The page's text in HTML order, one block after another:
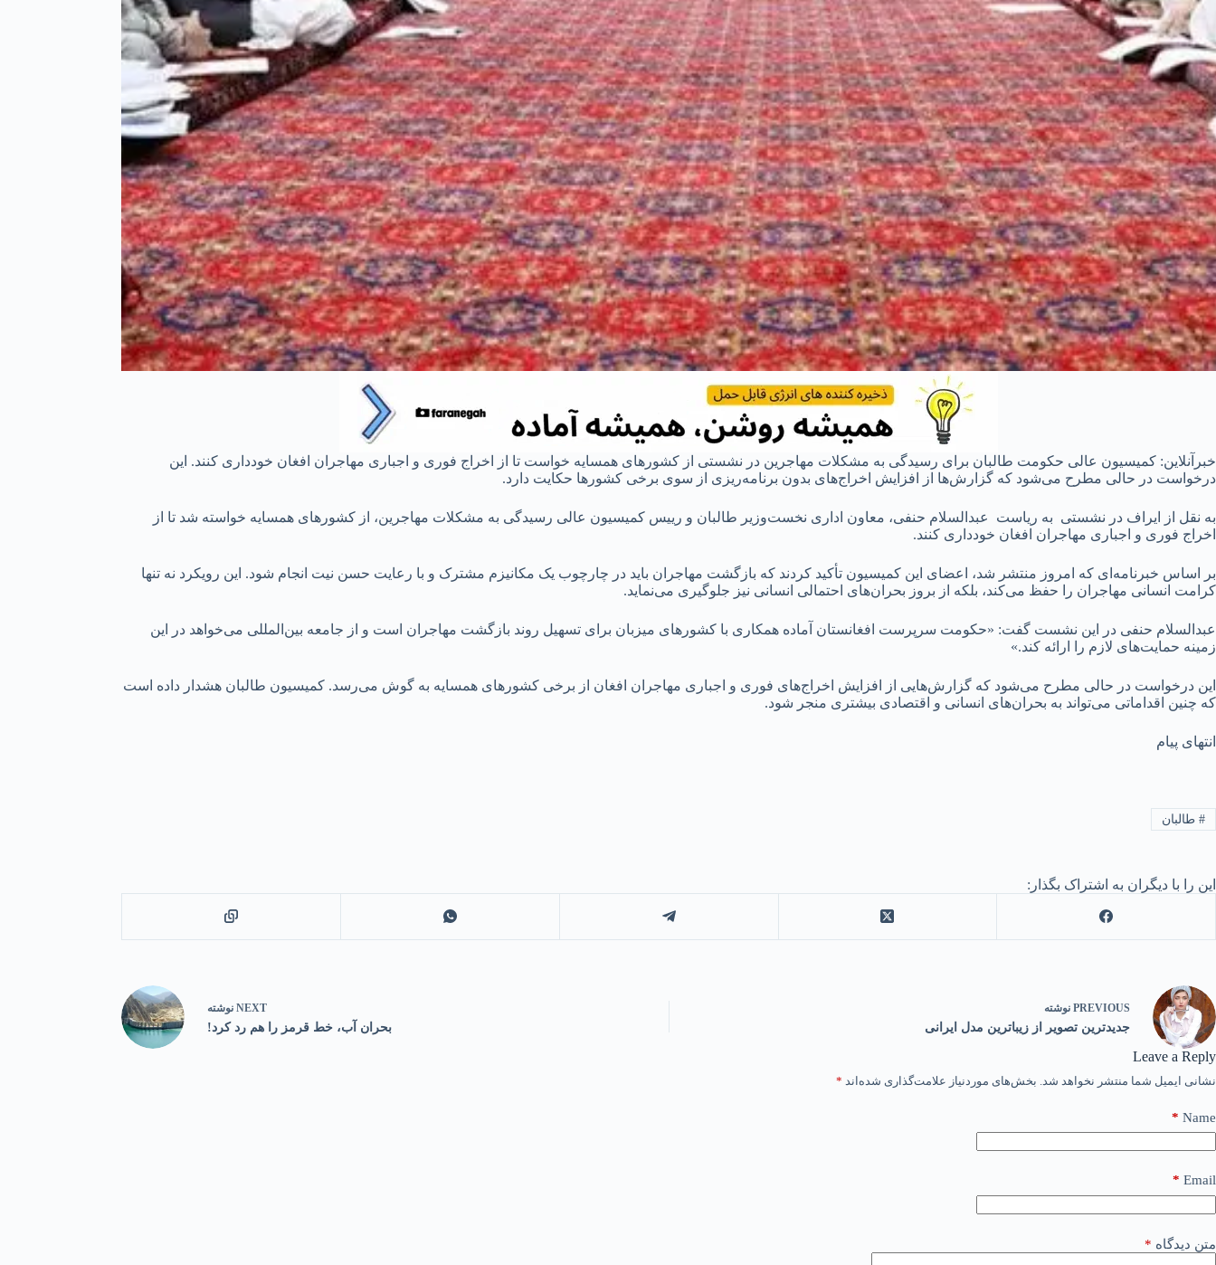
خبرآنلاین: کمیسیون عالی حکومت طالبان برای رسیدگی به مشکلات مهاجرین در نشستی از کشورهای همسایه خواست تا از اخراج فوری و اجباری مهاجران افغان خودداری کنند. این
درخواست در حالی مطرح می‌شود که گزارش‌ها از افزایش اخراج‌های بدون برنامه‌ریزی از سوی برخی کشورها حکایت دارد.
به نقل از ایراف در نشستی به ریاست عبدالسلام حنفی، معاون اداری نخست‌وزیر طالبان و رییس کمیسیون عالی رسیدگی به مشکلات مهاجرین، از کشورهای همسایه خواسته شد تا از
اخراج فوری و اجباری مهاجران افغان خودداری کنند.
بر اساس خبرنامه‌ای که امروز منتشر شد، اعضای این کمیسیون تأکید کردند که بازگشت مهاجران باید در چارچوب یک مکانیزم مشترک و با رعایت حسن نیت انجام شود. این رویکرد نه تنها
کرامت انسانی مهاجران را حفظ می‌کند، بلکه از بروز بحران‌های احتمالی انسانی نیز جلوگیری می‌نماید.
عبدالسلام حنفی در این نشست گفت: «حکومت سرپرست افغانستان آماده همکاری با کشورهای میزبان برای تسهیل روند بازگشت مهاجران است و از جامعه بین‌المللی می‌خواهد در این
زمینه حمایت‌های لازم را ارائه کند.»
این درخواست در حالی مطرح می‌شود که گزارش‌هایی از افزایش اخراج‌های فوری و اجباری مهاجران افغان از برخی کشورهای همسایه به گوش می‌رسد. کمیسیون طالبان هشدار داده است
که چنین اقداماتی می‌تواند به بحران‌های انسانی و اقتصادی بیشتری منجر شود.
انتهای پیام
#طالبان
این را با دیگران به اشتراک بگذار:
PREVIOUS نوشته
جدیدترین تصویر از زیباترین مدل ایرانی
NEXT نوشته
بحران آب، خط قرمز را هم رد کرد!
Leave a Reply
نشانی ایمیل شما منتشر نخواهد شد. بخش‌های موردنیاز علامت‌گذاری شده‌اند *
Name
*
Email
*
متن دیدگاه *